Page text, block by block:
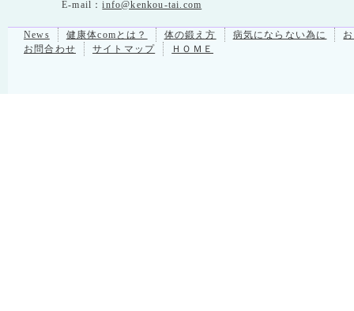
E-mail：info@kenkou-tai.com
News 健康体comとは？ 体の鍛え方 病気にならない為に
お問合わせ
サイトマップ ＨＯＭＥ